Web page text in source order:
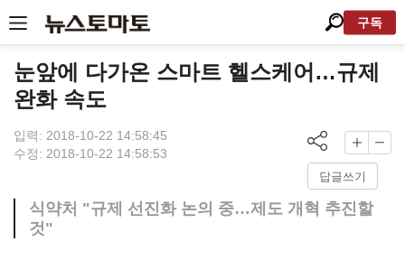
구독
눈앞에 다가온 스마트 헬스케어…규제
완화 속도
입력: 2018-10-22 14:58:45
수정: 2018-10-22 14:58:53
답글쓰기
식약처 "규제 선진화 논의 중…제도 개혁 추진할
것"